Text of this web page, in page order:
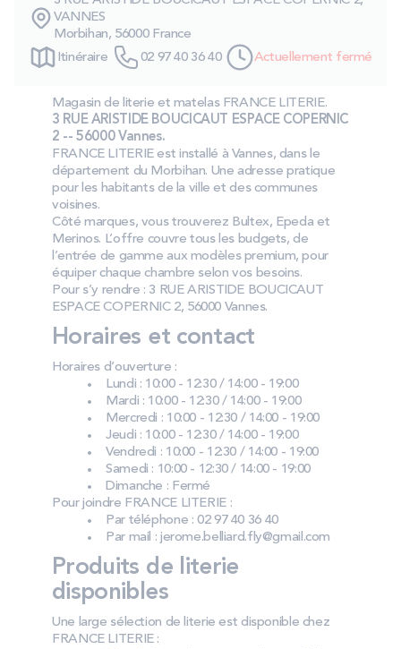
PROMOS
Nos engagements
VANNES
Morbihan, 56000 France
Itinéraire
02 97 40 36 40 Actuellement fermé
Magasin de literie et matelas FRANCE LITERIE.
3 RUE ARISTIDE BOUCICAUT ESPACE COPERNIC
2 -- 56000 Vannes.
FRANCE LITERIE est installé à Vannes, dans le
département du Morbihan. Une adresse pratique
pour les habitants de la ville et des communes
voisines.
Côté marques, vous trouverez Bultex, Epeda et
Merinos. L’offre couvre tous les budgets, de
l’entrée de gamme aux modèles premium, pour
équiper chaque chambre selon vos besoins.
Pour s’y rendre : 3 RUE ARISTIDE BOUCICAUT
ESPACE COPERNIC 2, 56000 Vannes.
Horaires et contact
Horaires d’ouverture :
Lundi : 10:00 - 12:30 / 14:00 - 19:00
Mardi : 10:00 - 12:30 / 14:00 - 19:00
Mercredi : 10:00 - 12:30 / 14:00 - 19:00
Jeudi : 10:00 - 12:30 / 14:00 - 19:00
Vendredi : 10:00 - 12:30 / 14:00 - 19:00
Samedi : 10:00 - 12:30 / 14:00 - 19:00
Dimanche : Fermé
Pour joindre FRANCE LITERIE :
Par téléphone : 02 97 40 36 40
Par mail : jerome.belliard.fly@gmail.com
Produits de literie
disponibles
Une large sélection de literie est disponible chez
FRANCE LITERIE :